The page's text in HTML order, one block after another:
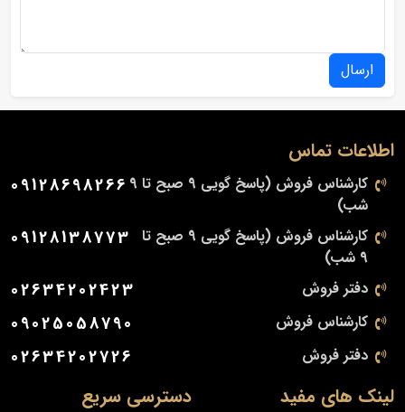
ارسال
دسترسی سریع لینک های مفید
اطلاعات تماس
کارشناس فروش (پاسخ گویی 9 صبح تا 9
شب)
09128698266
کارشناس فروش (پاسخ گویی 9 صبح تا
9 شب)
09128138773
دفتر فروش 02634202423
کارشناس فروش 09025058790
دفتر فروش 02634202726